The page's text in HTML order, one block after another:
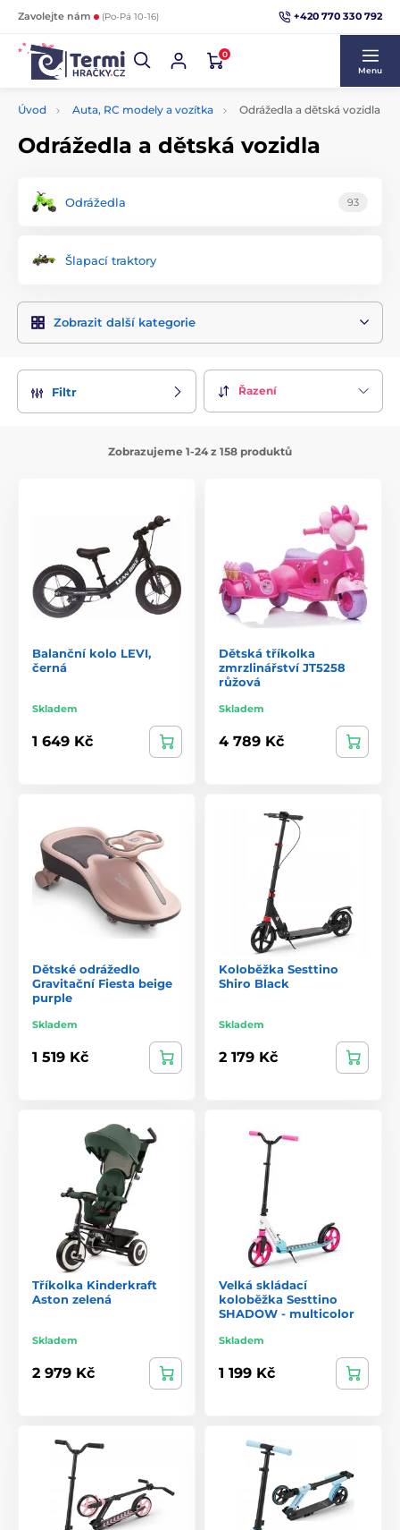
Zavolejte nám (Po-Pá 10-16) +420 770 330 792
0
Menu
Úvod Auta, RC modely a vozítka Odrážedla a dětská vozidla
Odrážedla a dětská vozidla
Odrážedla 93
Šlapací traktory
Zobrazit další kategorie
Filtr Řazení
Zobrazujeme 1-24 z 158 produktů
Balanční kolo LEVI,
černá
Skladem
1 649 Kč
Dětská tříkolka
zmrzlinářství JT5258
růžová
Skladem
4 789 Kč
Dětské odrážedlo
Gravitační Fiesta beige
purple
Skladem
1 519 Kč
Koloběžka Sesttino
Shiro Black
Skladem
2 179 Kč
Tříkolka Kinderkraft
Aston zelená
Skladem
2 979 Kč
Velká skládací
koloběžka Sesttino
SHADOW - multicolor
Skladem
1 199 Kč